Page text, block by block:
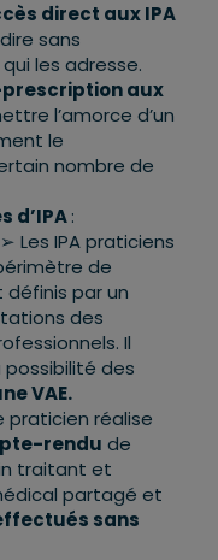
direct aux IPA
sans
les adresse.
aux
l’amorce d’un
le
nombre de
d’IPA:
Les IPA praticiens
de
par un
des
Il
des
VAE.
praticien réalise
rendu de
traitant et
partagé et
sans